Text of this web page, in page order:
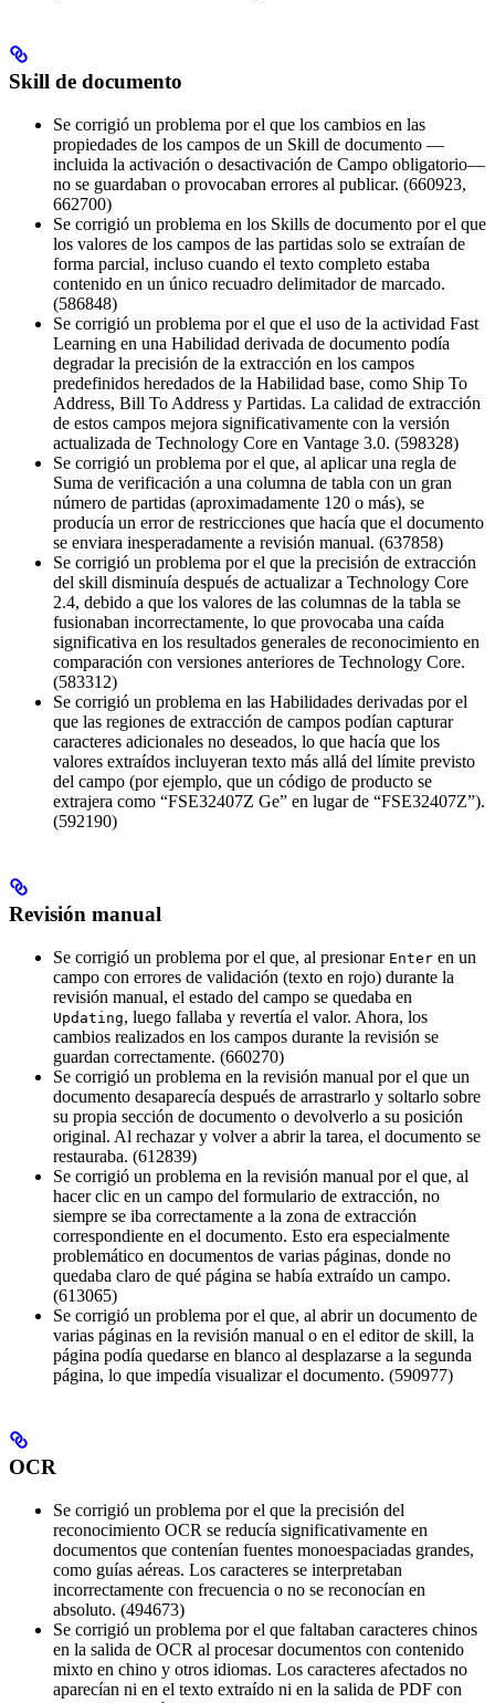
Skill de documento
Se corrigió un problema por el que los cambios en las
propiedades de los campos de un Skill de documento —
incluida la activación o desactivación de Campo obligatorio—
no se guardaban o provocaban errores al publicar. (660923,
662700)
Se corrigió un problema en los Skills de documento por el que
los valores de los campos de las partidas solo se extraían de
forma parcial, incluso cuando el texto completo estaba
contenido en un único recuadro delimitador de marcado.
(586848)
Se corrigió un problema por el que el uso de la actividad Fast
Learning en una Habilidad derivada de documento podía
degradar la precisión de la extracción en los campos
predefinidos heredados de la Habilidad base, como Ship To
Address, Bill To Address y Partidas. La calidad de extracción
de estos campos mejora significativamente con la versión
actualizada de Technology Core en Vantage 3.0. (598328)
Se corrigió un problema por el que, al aplicar una regla de
Suma de verificación a una columna de tabla con un gran
número de partidas (aproximadamente 120 o más), se
producía un error de restricciones que hacía que el documento
se enviara inesperadamente a revisión manual. (637858)
Se corrigió un problema por el que la precisión de extracción
del skill disminuía después de actualizar a Technology Core
2.4, debido a que los valores de las columnas de la tabla se
fusionaban incorrectamente, lo que provocaba una caída
significativa en los resultados generales de reconocimiento en
comparación con versiones anteriores de Technology Core.
(583312)
Se corrigió un problema en las Habilidades derivadas por el
que las regiones de extracción de campos podían capturar
caracteres adicionales no deseados, lo que hacía que los
valores extraídos incluyeran texto más allá del límite previsto
del campo (por ejemplo, que un código de producto se
extrajera como “FSE32407Z Ge” en lugar de “FSE32407Z”).
(592190)
Revisión manual
Se corrigió un problema por el que, al presionar Enter en un
campo con errores de validación (texto en rojo) durante la
revisión manual, el estado del campo se quedaba en
Updating, luego fallaba y revertía el valor. Ahora, los
cambios realizados en los campos durante la revisión se
guardan correctamente. (660270)
Se corrigió un problema en la revisión manual por el que un
documento desaparecía después de arrastrarlo y soltarlo sobre
su propia sección de documento o devolverlo a su posición
original. Al rechazar y volver a abrir la tarea, el documento se
restauraba. (612839)
Se corrigió un problema en la revisión manual por el que, al
hacer clic en un campo del formulario de extracción, no
siempre se iba correctamente a la zona de extracción
correspondiente en el documento. Esto era especialmente
problemático en documentos de varias páginas, donde no
quedaba claro de qué página se había extraído un campo.
(613065)
Se corrigió un problema por el que, al abrir un documento de
varias páginas en la revisión manual o en el editor de skill, la
página podía quedarse en blanco al desplazarse a la segunda
página, lo que impedía visualizar el documento. (590977)
OCR
Se corrigió un problema por el que la precisión del
reconocimiento OCR se reducía significativamente en
documentos que contenían fuentes monoespaciadas grandes,
como guías aéreas. Los caracteres se interpretaban
incorrectamente con frecuencia o no se reconocían en
absoluto. (494673)
Se corrigió un problema por el que faltaban caracteres chinos
en la salida de OCR al procesar documentos con contenido
mixto en chino y otros idiomas. Los caracteres afectados no
aparecían ni en el texto extraído ni en la salida de PDF con